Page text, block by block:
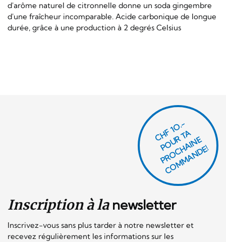
d'arôme naturel de citronnelle donne un soda gingembre
d'une fraîcheur incomparable. Acide carbonique de longue
durée, grâce à une production à 2 degrés Celsius
Inscription à lanewsletter
Inscrivez-vous sans plus tarder à notre newsletter et
recevez régulièrement les informations sur les
CHF 1O.-
P
O
U
R
T
A
P
R
O
C
H
AI
N
E
C
O
M
M
A
N
D
E!